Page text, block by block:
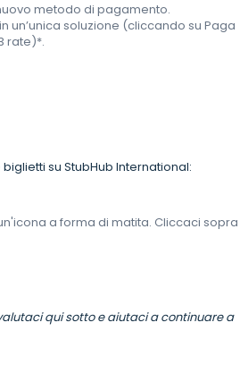
metodo di pagamento.
un’unica soluzione (cliccando su Paga
rate)*.
su StubHub International:
a forma di matita. Cliccaci sopra
qui sotto e aiutaci a continuare a